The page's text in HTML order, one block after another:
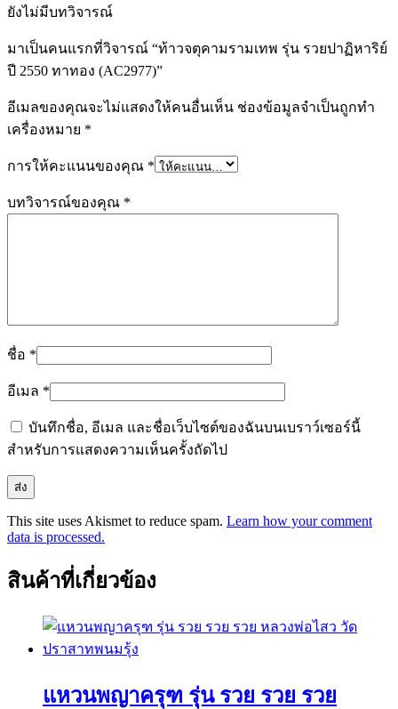
ยังไม่มีบทวิจารณ์
มาเป็นคนแรกที่วิจารณ์ “ท้าวจตุคามรามเทพ รุ่น รวยปาฏิหาริย์
ปี 2550 ทาทอง (AC2977)”
อีเมลของคุณจะไม่แสดงให้คนอื่นเห็น ช่องข้อมูลจำเป็นถูกทำ
เครื่องหมาย *
การให้คะแนนของคุณ *
บทวิจารณ์ของคุณ *
ชื่อ *
อีเมล *
บันทึกชื่อ, อีเมล และชื่อเว็บไซต์ของฉันบนเบราว์เซอร์นี้
สำหรับการแสดงความเห็นครั้งถัดไป
This site uses Akismet to reduce spam. Learn how your comment
data is processed.
สินค้าที่เกี่ยวข้อง
แหวนพญาครุฑ รุ่น รวย รวย รวย